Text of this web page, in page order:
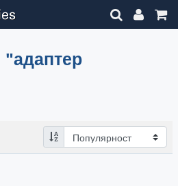
"адаптер